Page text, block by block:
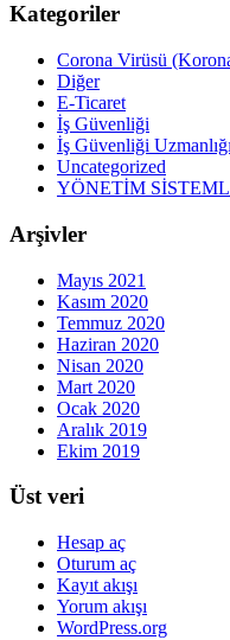
Kategoriler
Corona Virüsü
Diğer
E-Ticaret
İş Güvenliği
İş Güvenliği
Uncategorized
YÖNETİM
Arşivler
Mayıs 2021
Kasım 2020
Temmuz 2020
Haziran 2020
Nisan 2020
Mart 2020
Ocak 2020
Aralık 2019
Ekim 2019
Üst veri
Hesap aç
Oturum aç
Kayıt akışı
Yorum akışı
WordPress.org